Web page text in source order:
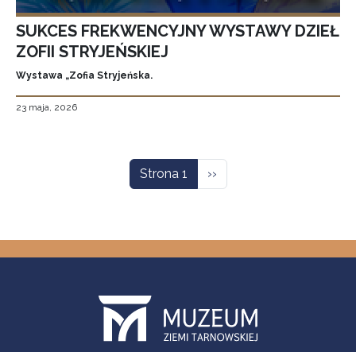
SUKCES FREKWENCYJNY WYSTAWY DZIEŁ
ZOFII STRYJEŃSKIEJ
Wystawa „Zofia Stryjeńska.
23 maja, 2026
Strona 1 Następna strona
››